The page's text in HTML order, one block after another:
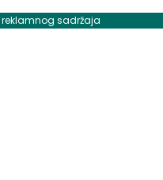
reklamnog sadržaja